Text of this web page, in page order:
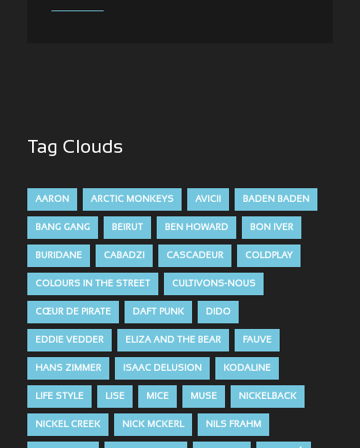
Tag Clouds
AARON ARCTIC MONKEYS AVICII BADEN BADEN
BANG GANG BEIRUT BEN HOWARD BON IVER
BURIDANE CABADZI CASCADEUR COLDPLAY
COLOURS IN THE STREET CULTIVONS-NOUS
CŒUR DE PIRATE DAFT PUNK DIDO
EDDIE VEDDER ELIZA AND THE BEAR FAUVE
HANS ZIMMER ISAAC DELUSION KODALINE
LIFE STYLE LISE MICE MUSE NICKELBACK
NICKEL CREEK NICK MCKERL NILS FRAHM